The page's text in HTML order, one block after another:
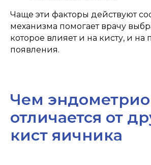
Чаще эти факторы действуют
механизма помогает врачу
которое влияет и на кисту, и на
появления.
Чем
отличается от
кист яичника